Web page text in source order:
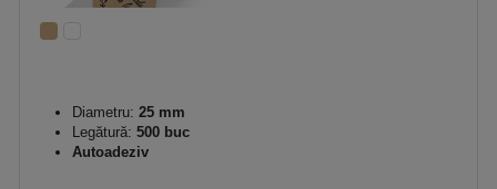
Diametru: 25 mm
Legătură: 500 buc
Autoadeziv